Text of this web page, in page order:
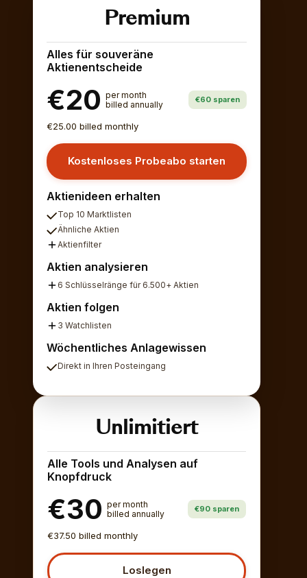
Premium
Alles für souveräne
Aktienentscheide
€20 per month
billed annually
€60 sparen
€25.00 billed monthly
Kostenloses Probeabo starten
Aktienideen erhalten
Top 10 Marktlisten
Ähnliche Aktien
Aktienfilter
Aktien analysieren
6 Schlüsselränge für 6.500+ Aktien
Aktien folgen
3 Watchlisten
Wöchentliches Anlagewissen
Direkt in Ihren Posteingang
Unlimitiert
Alle Tools und Analysen auf
Knopfdruck
€30 per month
billed annually
€90 sparen
€37.50 billed monthly
Loslegen